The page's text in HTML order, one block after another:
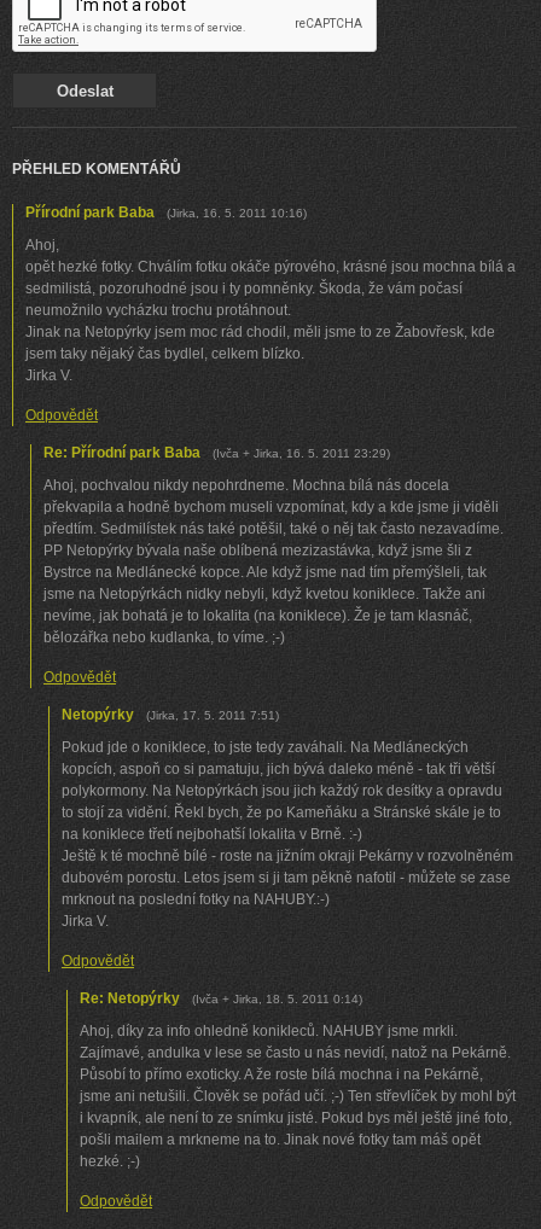
PŘEHLED KOMENTÁŘŮ
Přírodní park Baba (Jirka 16. 5. 2011 10:16)
Ahoj,
opět hezké fotky. Chválím fotku okáče pýrového, krásné jsou mochna bílá a
sedmilistá, pozoruhodné jsou i ty pomněnky. Škoda, že vám počasí
neumožnilo vycházku trochu protáhnout.
Jinak na Netopýrky jsem moc rád chodil, měli jsme to ze Žabovřesk, kde
jsem taky nějaký čas bydlel, celkem blízko.
Jirka V.
Odpovědět
Re: Přírodní park Baba (Ivča + Jirka 16. 5. 2011 23:29)
Ahoj, pochvalou nikdy nepohrdneme. Mochna bílá nás docela
překvapila a hodně bychom museli vzpomínat, kdy a kde jsme ji viděli
předtím. Sedmilístek nás také potěšil, také o něj tak často nezavadíme.
PP Netopýrky bývala naše oblíbená mezizastávka, když jsme šli z
Bystrce na Medlánecké kopce. Ale když jsme nad tím přemýšleli, tak
jsme na Netopýrkách nidky nebyli, když kvetou koniklece. Takže ani
nevíme, jak bohatá je to lokalita (na koniklece). Že je tam klasnáč,
bělozářka nebo kudlanka, to víme. ;-)
Odpovědět
Netopýrky (Jirka 17. 5. 2011 7:51)
Pokud jde o koniklece, to jste tedy zaváhali. Na Medláneckých
kopcích, aspoň co si pamatuju, jich bývá daleko méně - tak tři větší
polykormony. Na Netopýrkách jsou jich každý rok desítky a opravdu
to stojí za vidění. Řekl bych, že po Kameňáku a Stránské skále je to
na koniklece třetí nejbohatší lokalita v Brně. :-)
Ještě k té mochně bílé - roste na jižním okraji Pekárny v rozvolněném
dubovém porostu. Letos jsem si ji tam pěkně nafotil - můžete se zase
mrknout na poslední fotky na NAHUBY.:-)
Jirka V.
Odpovědět
Re: Netopýrky (Ivča + Jirka 18. 5. 2011 0:14)
Ahoj, díky za info ohledně konikleců. NAHUBY jsme mrkli.
Zajímavé, andulka v lese se často u nás nevidí, natož na Pekárně.
Působí to přímo exoticky. A že roste bílá mochna i na Pekárně,
jsme ani netušili. Člověk se pořád učí. ;-) Ten střevlíček by mohl být
i kvapník, ale není to ze snímku jisté. Pokud bys měl ještě jiné foto,
pošli mailem a mrkneme na to. Jinak nové fotky tam máš opět
hezké. ;-)
Odpovědět